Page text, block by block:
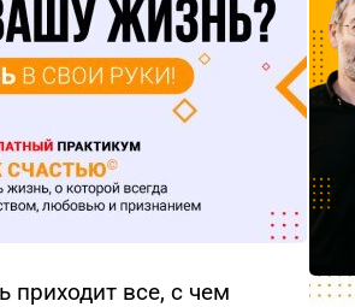
приходит все, с чем